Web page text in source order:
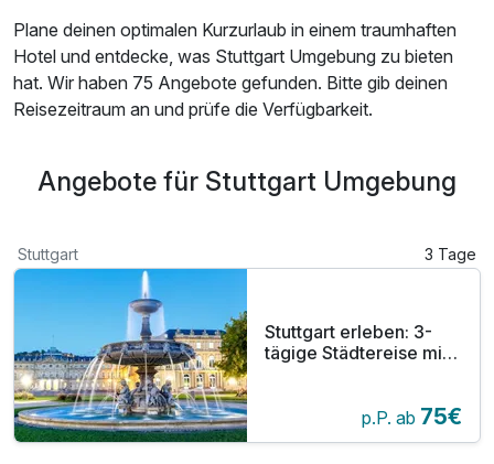
Plane deinen optimalen Kurzurlaub in einem traumhaften
Hotel und entdecke, was Stuttgart Umgebung zu bieten
hat. Wir haben 75 Angebote gefunden. Bitte gib deinen
Reisezeitraum an und prüfe die Verfügbarkeit.
Angebote für Stuttgart Umgebung
Stuttgart 3 Tage
Stuttgart erleben: 3-
tägige Städtereise mit
p.P. ab 75€